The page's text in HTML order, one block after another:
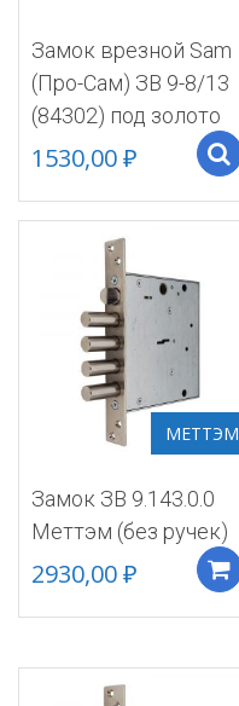
Замок врезной Sam
(Про-Сам) ЗВ 9-8/13
(84302) под золото
1530,00₽
МЕТТЭМ
Замок ЗВ 9.143.0.0
Меттэм (без ручек)
2930,00₽